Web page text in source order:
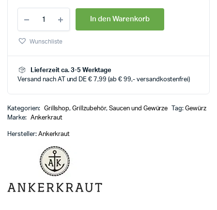
In den Warenkorb
Wunschliste
Lieferzeit ca. 3-5 Werktage
Versand nach AT und DE € 7,99 (ab € 99,- versandkostenfrei)
Kategorien: Grillshop,Grillzubehör, Saucen und Gewürze Tag:Gewürz
Marke:
Ankerkraut
Hersteller: Ankerkraut